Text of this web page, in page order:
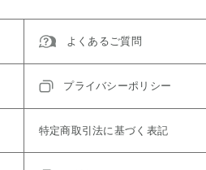
よくあるご質問
プライバシーポリシー
特定商取引法に基づく表記